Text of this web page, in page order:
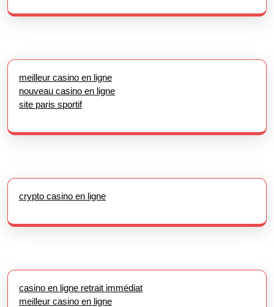
meilleur casino en ligne
nouveau casino en ligne
site paris sportif
crypto casino en ligne
casino en ligne retrait immédiat
meilleur casino en ligne